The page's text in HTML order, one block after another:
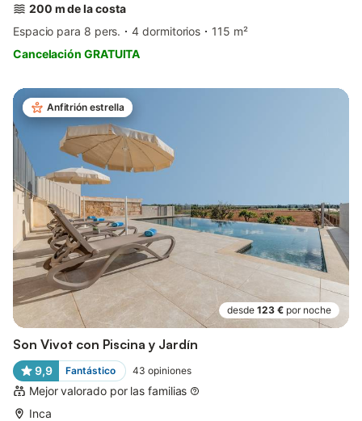
200 m de la costa
Espacio para 8 pers.
4 dormitorios
115 m²
Cancelación GRATUITA
Anfitrión estrella
desde 123 € por noche
Son Vivot con Piscina y Jardín
9,9 Fantástico 43 opiniones
Mejor valorado por las familias
Inca